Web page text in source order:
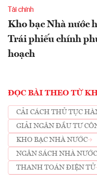
Tài chính
Kho bạc Nhà nước
Trái phiếu chính
hoạch
ĐỌC BÀI THEO TỪ
CẢI CÁCH THỦ TỤC
GIẢI NGÂN ĐẦU TƯ
KHO BẠC NHÀ NƯỚC
NGÂN SÁCH NHÀ NƯỚC
THANH TOÁN ĐIỆN TỬ